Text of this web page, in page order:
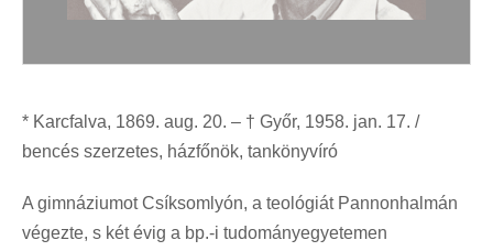
* Karcfalva, 1869. aug. 20. – † Győr, 1958. jan. 17. /
bencés szerzetes, házfőnök, tankönyvíró
A gimnáziumot Csíksomlyón, a teológiát Pannonhalmán
végezte, s két évig a bp.-i tudományegyetemen